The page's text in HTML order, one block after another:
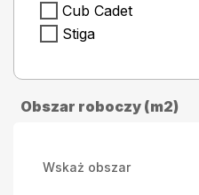
Cub Cadet
Stiga
Obszar roboczy (m2)